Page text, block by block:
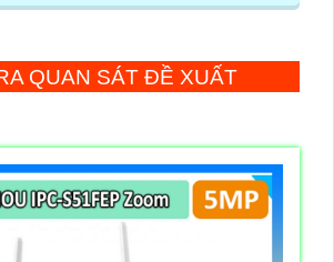
QUAN SÁT ĐỀ XUẤT